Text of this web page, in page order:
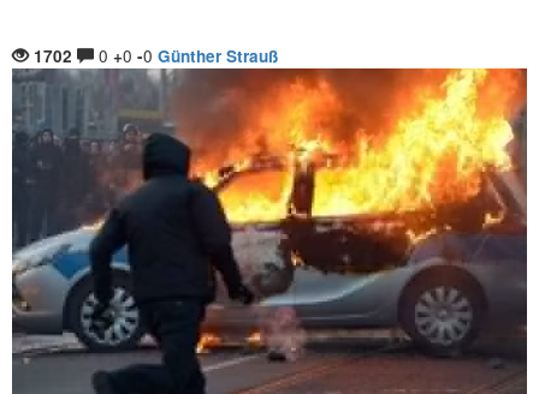
1702 0 +0 -0 Günther Strauß